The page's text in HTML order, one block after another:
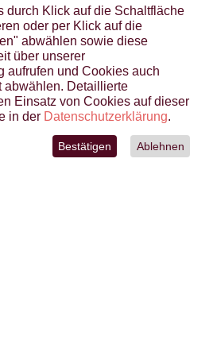
VON
HUMMEL
durch Klick auf die Schaltfläche
oder per Klick auf die
abwählen sowie diese
über unserer
aufrufen und Cookies auch
abwählen. Detaillierte
Einsatz von Cookies auf dieser
in der Datenschutzerklärung.
Ablehnen
Bestätigen